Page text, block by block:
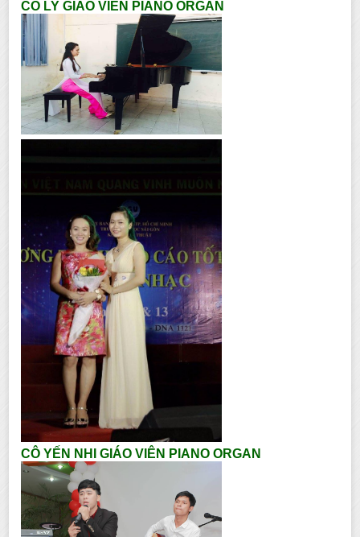
CÔ LY GIÁO VIÊN PIANO ORGAN
CÔ YẾN NHI GIÁO VIÊN PIANO ORGAN